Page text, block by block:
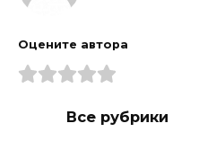
Оцените автора
Все рубрики